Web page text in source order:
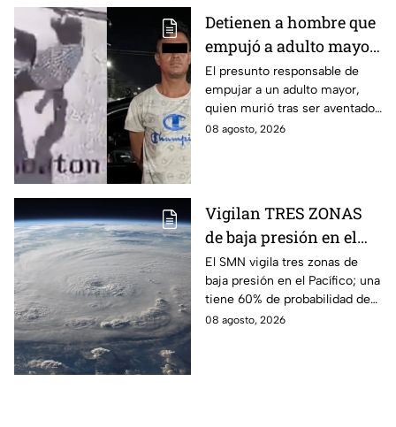
Detienen a hombre que
empujó a adulto mayor
hacia un tráiler en
Monterrey
El presunto responsable de
empujar a un adulto mayor,
quien murió tras ser aventado
al paso de un tráiler en
08 agosto, 2026
Vigilan TRES ZONAS
de baja presión en el
Pacífico: una podría
convertirse en el
próximo ciclón Hernán
El SMN vigila tres zonas de
baja presión en el Pacífico; una
tiene 60% de probabilidad de
desarrollo y podría dar paso al
08 agosto, 2026